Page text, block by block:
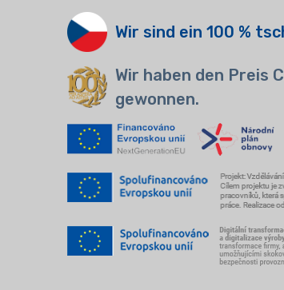
Wir sind ein 100 %
Wir haben den Preis
gewonnen.